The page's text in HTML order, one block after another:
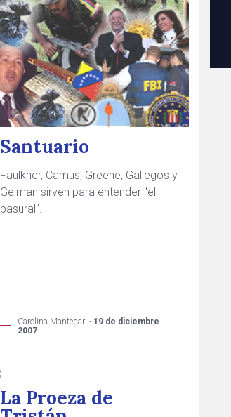
Santuario
Faulkner, Camus, Greene, Gallegos y
Gelman sirven para entender "el
basural".
Carolina Mantegari - 19 de diciembre
2007
La Proeza de